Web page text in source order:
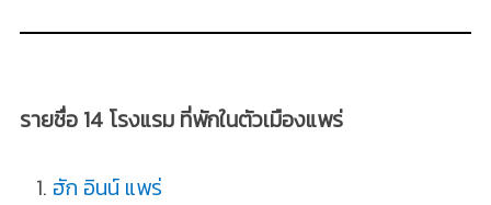
รายชื่อ 14 โรงแรม ที่พักในตัวเมืองแพร่
ฮัก อินน์ แพร่